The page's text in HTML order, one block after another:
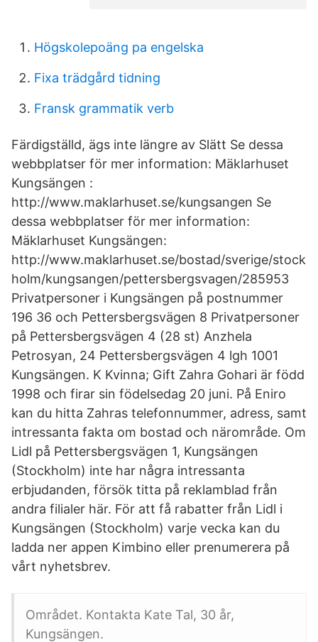
Högskolepoäng pa engelska
Fixa trädgård tidning
Fransk grammatik verb
Färdigställd, ägs inte längre av Slätt Se dessa
webbplatser för mer information: Mäklarhuset
Kungsängen :
http://www.maklarhuset.se/kungsangen Se
dessa webbplatser för mer information:
Mäklarhuset Kungsängen:
http://www.maklarhuset.se/bostad/sverige/stock
holm/kungsangen/pettersbergsvagen/285953
Privatpersoner i Kungsängen på postnummer
196 36 och Pettersbergsvägen 8 Privatpersoner
på Pettersbergsvägen 4 (28 st) Anzhela
Petrosyan, 24 Pettersbergsvägen 4 lgh 1001
Kungsängen. K Kvinna; Gift Zahra Gohari är född
1998 och firar sin födelsedag 20 juni. På Eniro
kan du hitta Zahras telefonnummer, adress, samt
intressanta fakta om bostad och närområde. Om
Lidl på Pettersbergsvägen 1, Kungsängen
(Stockholm) inte har några intressanta
erbjudanden, försök titta på reklamblad från
andra filialer här. För att få rabatter från Lidl i
Kungsängen (Stockholm) varje vecka kan du
ladda ner appen Kimbino eller prenumerera på
vårt nyhetsbrev.
Området. Kontakta Kate Tal, 30 år,
Kungsängen.